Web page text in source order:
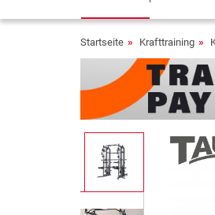
Startseite Krafttraining